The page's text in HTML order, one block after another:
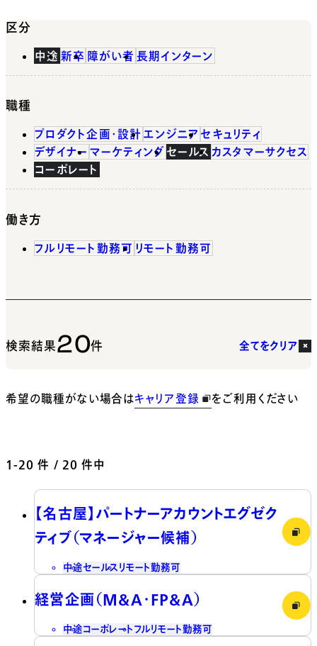
区分
中途 新卒 障がい者 長期インターン
職種
プロダクト企画・設計 エンジニア セキュリティ
デザイナー マーケティング セールス カスタマーサクセス
コーポレート
働き方
フルリモート勤務可 リモート勤務可
検索結果20件 全てをクリア
希望の職種がない場合はキャリア登録 をご利用ください
1-20 件 / 20 件中
【名古屋】パートナーアカウントエグゼク
ティブ（マネージャー候補）
中途セールス リモート勤務可
経営企画（M&A・FP&A）
中途コーポレート フルリモート勤務可